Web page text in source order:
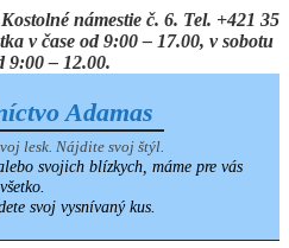
námestie č. 6. Tel. +421 35
v čase od 9:00 – 17.00, v sobotu
9:00 – 12.00.
Adamas
lesk. Nájdite svoj štýl.
svojich blízkych, máme pre vás
všetko.
svoj vysnívaný kus.